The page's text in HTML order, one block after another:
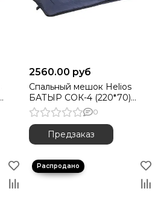
2560.00 руб
Спальный мешок Helios
БАТЫР СОК-4 (220*70)
синий (синтепон)
0
Предзаказ